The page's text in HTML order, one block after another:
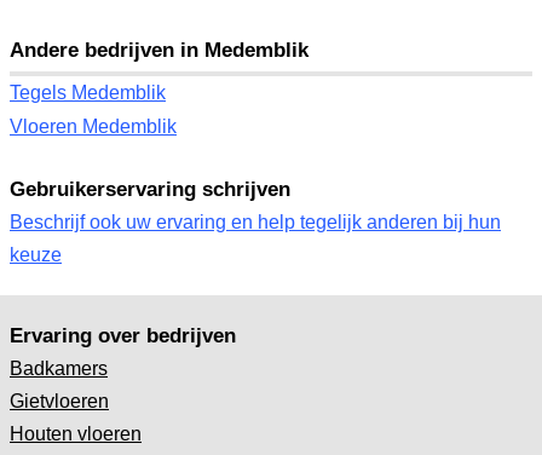
Andere bedrijven in Medemblik
Tegels Medemblik
Vloeren Medemblik
Gebruikerservaring schrijven
Beschrijf ook uw ervaring en help tegelijk anderen bij hun
keuze
Ervaring over bedrijven
Badkamers
Gietvloeren
Houten vloeren